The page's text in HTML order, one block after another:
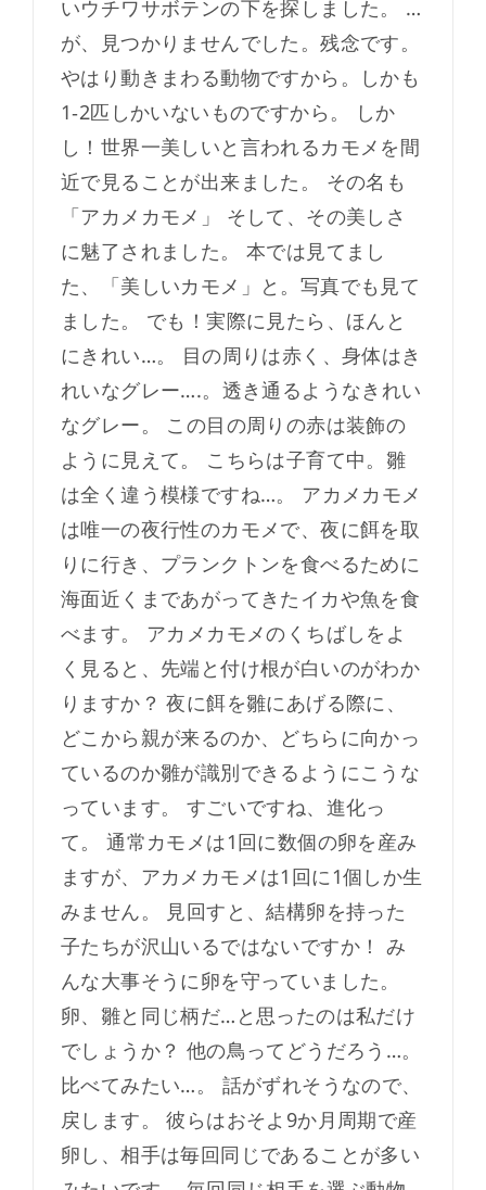
いウチワサボテンの下を探しました。 …
が、見つかりませんでした。残念です。
やはり動きまわる動物ですから。しかも
1‐2匹しかいないものですから。 しか
し！世界一美しいと言われるカモメを間
近で見ることが出来ました。 その名も
「アカメカモメ」 そして、その美しさ
に魅了されました。 本では見てまし
た、「美しいカモメ」と。写真でも見て
ました。 でも！実際に見たら、ほんと
にきれい…。 目の周りは赤く、身体はき
れいなグレー….。透き通るようなきれい
なグレー。 この目の周りの赤は装飾の
ように見えて。 こちらは子育て中。雛
は全く違う模様ですね…。 アカメカモメ
は唯一の夜行性のカモメで、夜に餌を取
りに行き、プランクトンを食べるために
海面近くまであがってきたイカや魚を食
べます。 アカメカモメのくちばしをよ
く見ると、先端と付け根が白いのがわか
りますか？ 夜に餌を雛にあげる際に、
どこから親が来るのか、どちらに向かっ
ているのか雛が識別できるようにこうな
っています。 すごいですね、進化っ
て。 通常カモメは1回に数個の卵を産み
ますが、アカメカモメは1回に1個しか生
みません。 見回すと、結構卵を持った
子たちが沢山いるではないですか！ み
んな大事そうに卵を守っていました。
卵、雛と同じ柄だ…と思ったのは私だけ
でしょうか？ 他の鳥ってどうだろう…。
比べてみたい…。 話がずれそうなので、
戻します。 彼らはおそよ9か月周期で産
卵し、相手は毎回同じであることが多い